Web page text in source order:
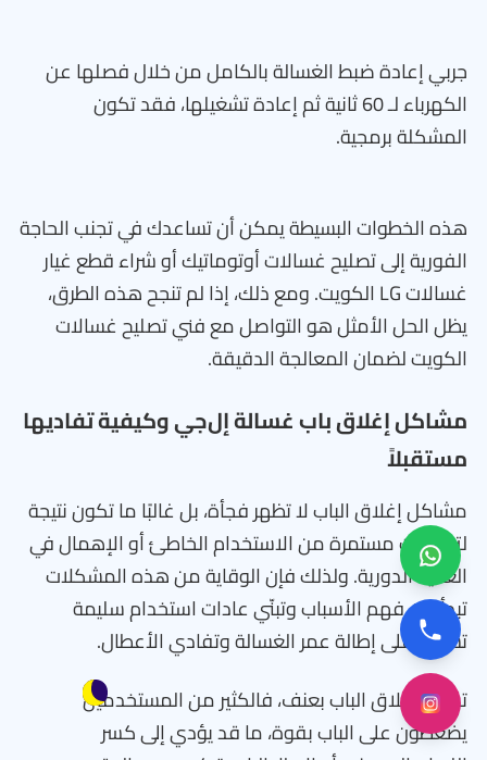
جربي إعادة ضبط الغسالة بالكامل من خلال فصلها عن
الكهرباء لـ 60 ثانية ثم إعادة تشغيلها، فقد تكون
المشكلة برمجية.
هذه الخطوات البسيطة يمكن أن تساعدك في تجنب الحاجة
الفورية إلى تصليح غسالات أوتوماتيك أو شراء قطع غيار
غسالات LG الكويت. ومع ذلك، إذا لم تنجح هذه الطرق،
يظل الحل الأمثل هو التواصل مع فني تصليح غسالات
الكويت لضمان المعالجة الدقيقة.
مشاكل إغلاق باب غسالة إل‌جي وكيفية تفاديها
مستقبلاً
مشاكل إغلاق الباب لا تظهر فجأة، بل غالبًا ما تكون نتيجة
لتراكمات مستمرة من الاستخدام الخاطئ أو الإهمال في
العناية الدورية. ولذلك فإن الوقاية من هذه المشكلات
تبدأ من فهم الأسباب وتبنّي عادات استخدام سليمة
تساعد على إطالة عمر الغسالة وتفادي الأعطال.
تجنبي إغلاق الباب بعنف، فالكثير من المستخدمين
يضغطون على الباب بقوة، ما قد يؤدي إلى كسر